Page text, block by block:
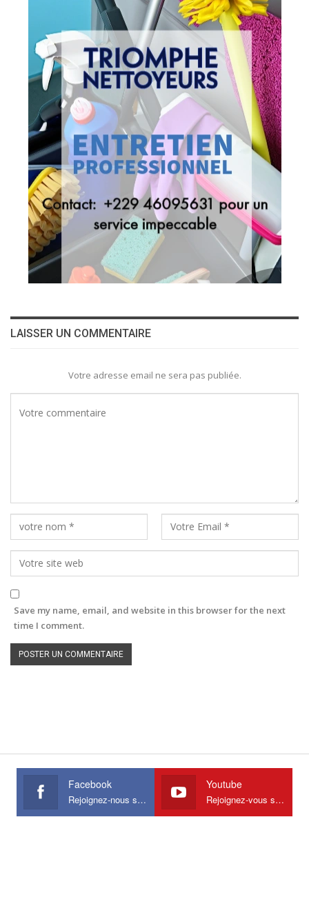
LAISSER UN COMMENTAIRE
Votre adresse email ne sera pas publiée.
Save my name, email, and website in this browser for the next
time I comment.
Facebook
Rejoignez-nous sur Facebook
Youtube
Rejoignez-vous sur Youtube